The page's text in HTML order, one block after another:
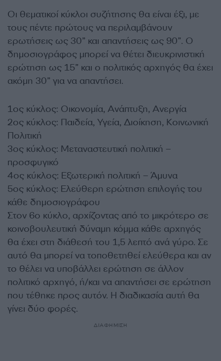
Οι θεματικοί κύκλοι συζήτησης θα είναι έξι, με
τους πέντε πρώτους να περιλαμβάνουν
ερωτήσεις ως 30” και απαντήσεις ως 90”. Ο
δημοσιογράφος μπορεί να θέτει διευκρινιστική
ερώτηση ως 15” και ο πολιτικός αρχηγός θα έχει
ακόμη 30” για να απαντήσει.
1ος κύκλος: Οικονομία, Ανάπτυξη, Ανεργία
2ος κύκλος: Παιδεία, Υγεία, Διοίκηση, Κοινωνική
Πολιτική
3ος κύκλος: Μεταναστευτική πολιτική –
προσφυγικό
4ος κύκλος: Εξωτερική πολιτική – Άμυνα
5ος κύκλος: Ελεύθερη ερώτηση επιλογής του
κάθε δημοσιογράφου
Στον 6ο κύκλο, αρχίζοντας από το μικρότερο σε
κοινοβουλευτική δύναμη κόμμα κάθε αρχηγός
θα έχει στη διάθεσή του 1,5 λεπτό ανά γύρο. Σε
αυτό θα μπορεί να τοποθετηθεί ελεύθερα και αν
το θέλει να υποβάλλει ερώτηση σε άλλον
πολιτικό αρχηγό, ή/και να απαντήσει σε ερώτηση
που τέθηκε προς αυτόν. Η διαδικασία αυτή θα
γίνει δύο φορές.
ΔΙΑΦΗΜΙΣΗ